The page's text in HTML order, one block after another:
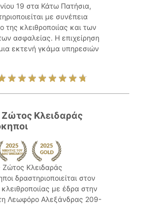
19 στα Κάτω Πατήσια,
με συνέπεια
της κλειθροποιίας και των
ασφαλείας. Η επιχείρηση
εκτενή γκάμα υπηρεσιών
Κλειδαράς
Κλειδαράς
δραστηριοποιείται στον
με έδρα στην
Λεωφόρο Αλεξάνδρας 209-